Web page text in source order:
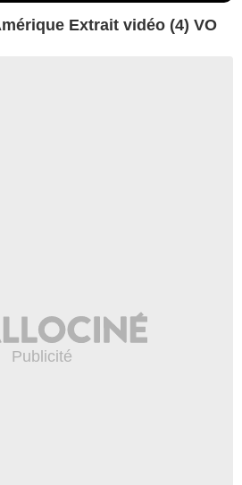
Extrait vidéo (4) VO